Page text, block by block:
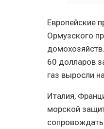
Европейские
Ормузского
60 долларов
газ выросли
Италия,
морской